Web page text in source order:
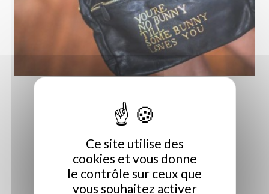
Sac à main Bunny noir Paris...
249,00 €
Ce site utilise des
cookies et vous donne
le contrôle sur ceux que
vous souhaitez activer